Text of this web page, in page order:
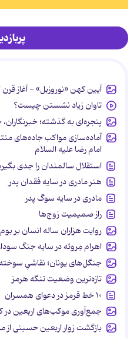
آیین کهن «نوروزبل» - آغاز قرن ۱۷ دیلمی
تاوان زیاد نشستن چیست؟
پنجره‌ای به گذشته؛
آماده‌سازی مواکب جاده‌های
امام رضا علیه السلام
استقلال سالمندان را جدی
هنر مادری در سایه‌ فقدان پدر
مادری در سایه سوگ پدر
راز صمیمیت زوج‌ها
روایت هزاران ساله انسان بر
اهرام مِروئه در سایه جنگ
جنگل‌های یونان؛ نقاشیِ
تازه‌ترین وضعیت تنگه هرمز
۱۰ خط قرمز در دعوای همسران
جمع‌آوری موکب‌های اربعین در
بازگشت زوار اربعین حسینی از